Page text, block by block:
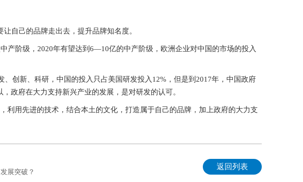
自己的品牌走出去，提升品牌知名度。
产阶级，2020年有望达到6—10亿的中产阶级，欧洲企业对中国的市场的投入
、创新、科研，中国的投入只占美国研发投入12%，但是到2017年，中国政府
政府在大力支持新兴产业的发展，是对研发的认可。
利用先进的技术，结合本土的文化，打造属于自己的品牌，加上政府的大力支
展突破？
返回列表